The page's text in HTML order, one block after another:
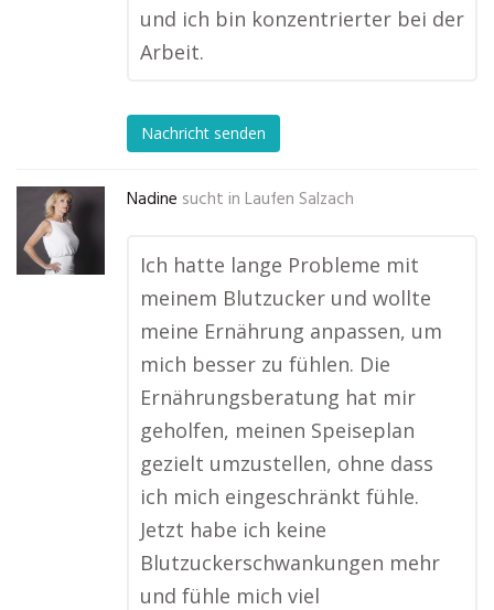
und ich bin konzentrierter bei der
Arbeit.
Nachricht senden
Nadine sucht in Laufen Salzach
Ich hatte lange Probleme mit
meinem Blutzucker und wollte
meine Ernährung anpassen, um
mich besser zu fühlen. Die
Ernährungsberatung hat mir
geholfen, meinen Speiseplan
gezielt umzustellen, ohne dass
ich mich eingeschränkt fühle.
Jetzt habe ich keine
Blutzuckerschwankungen mehr
und fühle mich viel